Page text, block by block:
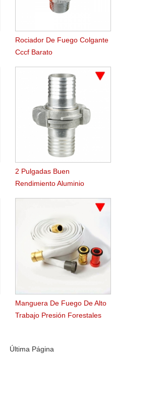
Rociador De Fuego Colgante
Cccf Barato
2 Pulgadas Buen
Rendimiento Aluminio
Manguera De Fuego De Alto
Trabajo Presión Forestales
Última Página